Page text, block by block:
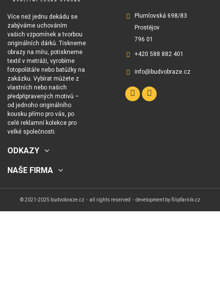
Více než jednu dekádu se
zabýváme uchováním
vašich vzpomínek a tvorbou
originálních dárků. Tiskneme
obrazy na míru, potiskneme
textil v metráži, vyrobíme
fotopolštáře nebo batůžky na
zakázku. Vybírat můžete z
vlastních nebo našich
předpřipravených motivů –
od jednoho originálního
kousku přímo pro vás, po
celé reklamní kolekce pro
velké společnosti.
Plumlovská 698/83
Prostějov
796 01
+420 588 882 401
info@budvobraze.cz
ODKAZY
NAŠE FIRMA
© 2021-2025 budvobraze.cz・all rights reserved・development byfilipfarnik.cz